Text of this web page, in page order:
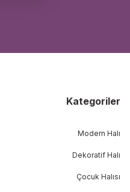
Kategoriler
Modern Halı
Dekoratif Halı
Çocuk Halısı